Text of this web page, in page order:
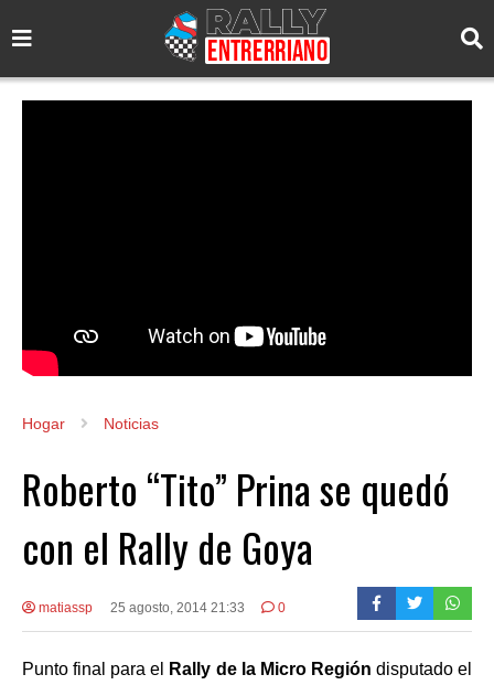
Hogar Noticias
Roberto “Tito” Prina se quedó
con el Rally de Goya
matiassp 25 agosto, 2014 21:33 0
Punto final para el Rally de la Micro Región disputado el